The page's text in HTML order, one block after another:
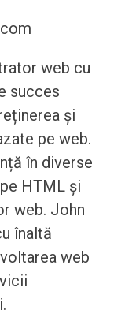
web cu
succes
și
pe web.
în diverse
HTML și
web. John
înaltă
web